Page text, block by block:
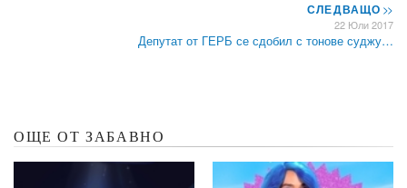
СЛЕДВАЩО>>
22 Юли 2017
Депутат от ГЕРБ се сдобил с тонове суджу…
ОЩЕ ОТ ЗАБАВНО